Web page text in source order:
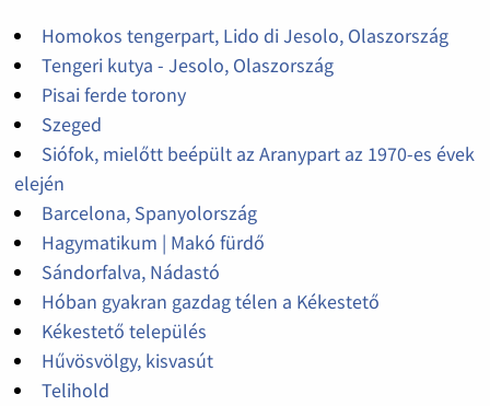
Homokos tengerpart, Lido di Jesolo, Olaszország
Tengeri kutya - Jesolo, Olaszország
Pisai ferde torony
Szeged
Siófok, mielőtt beépült az Aranypart az 1970-es évek
elején
Barcelona, Spanyolország
Hagymatikum | Makó fürdő
Sándorfalva, Nádastó
Hóban gyakran gazdag télen a Kékestető
Kékestető település
Hűvösvölgy, kisvasút
Telihold